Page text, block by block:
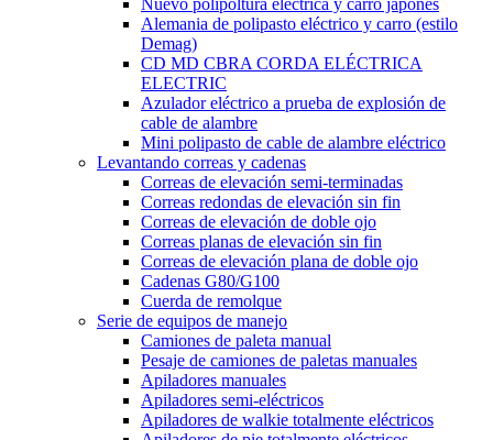
Nuevo polipoltura eléctrica y carro japonés
Alemania de polipasto eléctrico y carro (estilo
Demag)
CD MD CBRA CORDA ELÉCTRICA
ELECTRIC
Azulador eléctrico a prueba de explosión de
cable de alambre
Mini polipasto de cable de alambre eléctrico
Levantando correas y cadenas
Correas de elevación semi-terminadas
Correas redondas de elevación sin fin
Correas de elevación de doble ojo
Correas planas de elevación sin fin
Correas de elevación plana de doble ojo
Cadenas G80/G100
Cuerda de remolque
Serie de equipos de manejo
Camiones de paleta manual
Pesaje de camiones de paletas manuales
Apiladores manuales
Apiladores semi-eléctricos
Apiladores de walkie totalmente eléctricos